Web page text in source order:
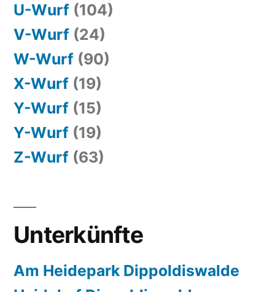
U-Wurf (104)
V-Wurf (24)
W-Wurf (90)
X-Wurf (19)
Y-Wurf (15)
Y-Wurf (19)
Z-Wurf (63)
Unterkünfte
Am Heidepark Dippoldiswalde